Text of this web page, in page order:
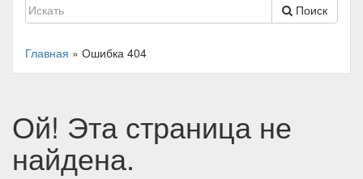
Поиск
Главная » Ошибка 404
Ой! Эта страница не
найдена.